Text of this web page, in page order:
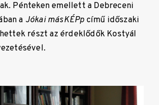
Pénteken emellett a Debreceni
a Jókai másKÉPpcímű időszaki
részt az érdeklődők Kostyál